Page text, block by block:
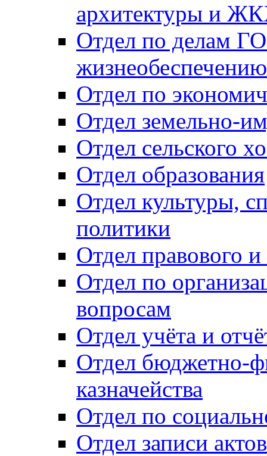
архитектуры и
Отдел по делам
Отдел по
Отдел земельно-
Отдел сельского
Отдел образования
Отдел культуры,
политики
Отдел правового
Отдел по
вопросам
Отдел учёта и
Отдел бюджетно-
казначейства
Отдел по
Отдел записи